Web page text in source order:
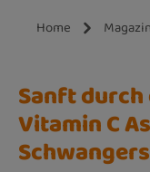
Home Magazin
Sanft durch
Vitamin C